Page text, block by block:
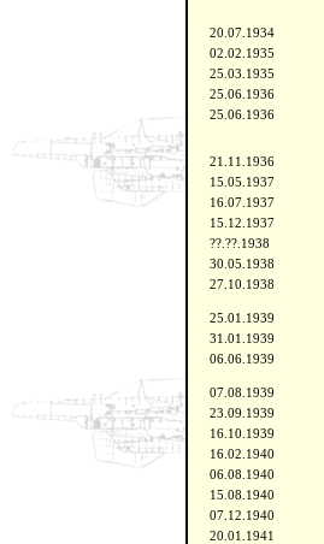
20.07.1934
02.02.1935
25.03.1935
25.06.1936
25.06.1936
21.11.1936
15.05.1937
16.07.1937
15.12.1937
??.??.1938
30.05.1938
27.10.1938
25.01.1939
31.01.1939
06.06.1939
07.08.1939
23.09.1939
16.10.1939
16.02.1940
06.08.1940
15.08.1940
07.12.1940
20.01.1941